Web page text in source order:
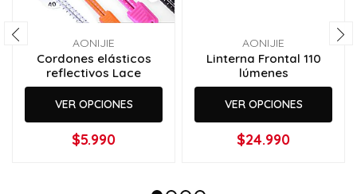
AONIJIE
Cordones elásticos
reflectivos Lace
VER OPCIONES
$5.990
AONIJIE
Linterna Frontal 110
lúmenes
VER OPCIONES
$24.990